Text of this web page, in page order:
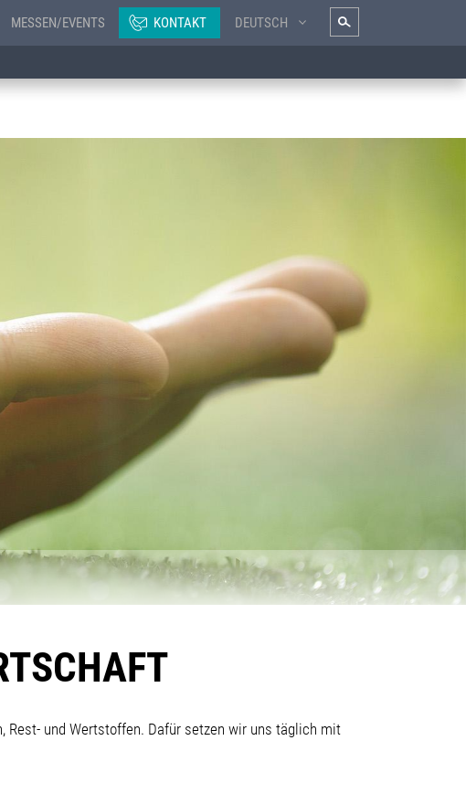
MESSEN/EVENTS KONTAKT DEUTSCH
Rest- und Wertstoffen. Dafür setzen wir uns täglich mit